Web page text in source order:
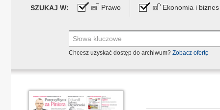
SZUKAJ W: Prawo Ekonomia i biznes
Chcesz uzyskać dostęp do archiwum? Zobacz ofertę